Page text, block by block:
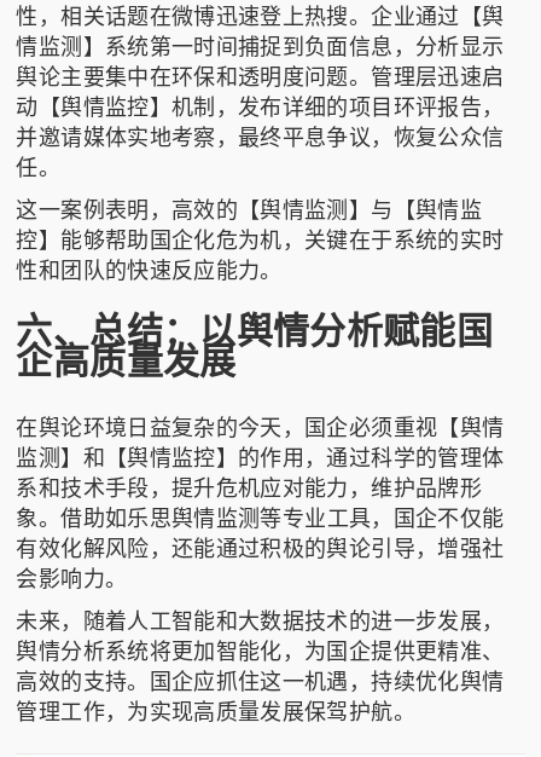
性，相关话题在微博迅速登上热搜。企业通过【舆
情监测】系统第一时间捕捉到负面信息，分析显示
舆论主要集中在环保和透明度问题。管理层迅速启
动【舆情监控】机制，发布详细的项目环评报告，
并邀请媒体实地考察，最终平息争议，恢复公众信
任。
这一案例表明，高效的【舆情监测】与【舆情监
控】能够帮助国企化危为机，关键在于系统的实时
性和团队的快速反应能力。
六、总结：以舆情分析赋能国
企高质量发展
在舆论环境日益复杂的今天，国企必须重视【舆情
监测】和【舆情监控】的作用，通过科学的管理体
系和技术手段，提升危机应对能力，维护品牌形
象。借助如乐思舆情监测等专业工具，国企不仅能
有效化解风险，还能通过积极的舆论引导，增强社
会影响力。
未来，随着人工智能和大数据技术的进一步发展，
舆情分析系统将更加智能化，为国企提供更精准、
高效的支持。国企应抓住这一机遇，持续优化舆情
管理工作，为实现高质量发展保驾护航。